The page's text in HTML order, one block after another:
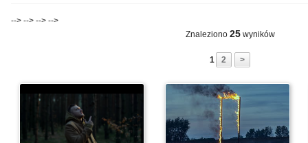
--> --> --> -->
Znaleziono 25 wyników
1 2 >